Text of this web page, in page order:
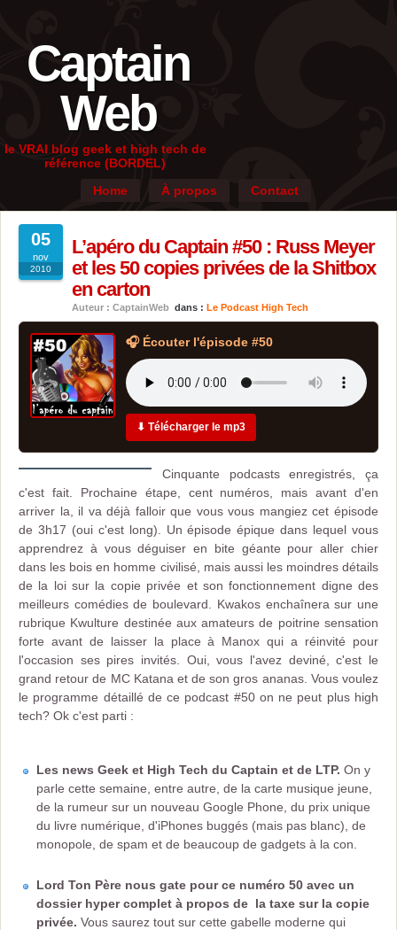
Captain
Web
le VRAI blog geek et high tech de
référence (BORDEL)
Home
À propos Contact
05
nov
2010
L’apéro du Captain #50 : Russ Meyer
et les 50 copies privées de la Shitbox
en carton
Auteur : CaptainWeb dans : Le Podcast High Tech
🎧 Écouter l'épisode #50
⬇ Télécharger le mp3
Cinquante podcasts enregistrés, ça
c'est fait. Prochaine étape, cent numéros, mais avant d'en
arriver la, il va déjà falloir que vous vous mangiez cet épisode
de 3h17 (oui c'est long). Un épisode épique dans lequel vous
apprendrez à vous déguiser en bite géante pour aller chier
dans les bois en homme civilisé, mais aussi les moindres détails
de la loi sur la copie privée et son fonctionnement digne des
meilleurs comédies de boulevard. Kwakos enchaînera sur une
rubrique Kwulture destinée aux amateurs de poitrine sensation
forte avant de laisser la place à Manox qui a réinvité pour
l'occasion ses pires invités. Oui, vous l'avez deviné, c'est le
grand retour de MC Katana et de son gros ananas. Vous voulez
le programme détaillé de ce podcast #50 on ne peut plus high
tech? Ok c'est parti :
Les news Geek et High Tech du Captain et de LTP. On y
parle cette semaine, entre autre, de la carte musique jeune,
de la rumeur sur un nouveau Google Phone, du prix unique
du livre numérique, d'iPhones buggés (mais pas blanc), de
monopole, de spam et de beaucoup de gadgets à la con.
Lord Ton Père nous gate pour ce numéro 50 avec un
dossier hyper complet à propos de la taxe sur la copie
privée. Vous saurez tout sur cette gabelle moderne qui